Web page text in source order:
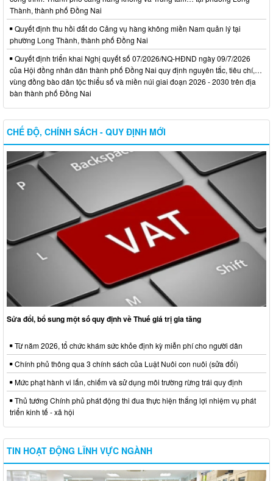
Thành, thành phố Đồng Nai
Quyết định thu hồi đất do Cảng vụ hàng không miền Nam quản lý tại
phường Long Thành, thành phố Đồng Nai
Quyết định triển khai Nghị quyết số 07/2026/NQ-HĐND ngày 09/7/2026
của Hội đồng nhân dân thành phố Đồng Nai quy định nguyên tắc, tiêu chí,…
vùng đồng bào dân tộc thiểu số và miền núi giai đoạn 2026 - 2030 trên địa
bàn thành phố Đồng Nai
CHẾ ĐỘ, CHÍNH SÁCH - QUY ĐỊNH MỚI
Sửa đổi, bổ sung một số quy định về Thuế giá trị gia tăng
Từ năm 2026, tổ chức khám sức khỏe định kỳ miễn phí cho người dân
Chính phủ thông qua 3 chính sách của Luật Nuôi con nuôi (sửa đổi)
Mức phạt hành vi lấn, chiếm và sử dụng môi trường rừng trái quy định
Thủ tướng Chính phủ phát động thi đua thực hiện thắng lợi nhiệm vụ phát
triển kinh tế - xã hội
TIN HOẠT ĐỘNG LĨNH VỰC NGÀNH